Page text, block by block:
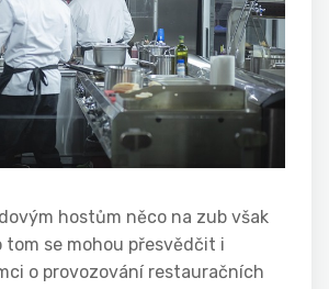
hostům něco na zub však
tom se mohou přesvědčit i
o provozování restauračních